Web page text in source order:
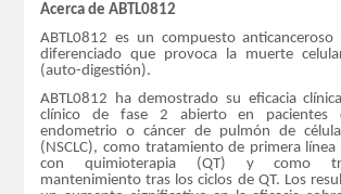
Acerca de ABTL0812
ABTL0812 es un compuesto
diferenciado que provoca la muerte
(auto-digestión).
ABTL0812 ha demostrado su eficacia
clínico de fase 2 abierto en pacientes
endometrio o cáncer de pulmón de
(NSCLC), como tratamiento de primera
con quimioterapia (QT) y como
mantenimiento tras los ciclos de QT. Los